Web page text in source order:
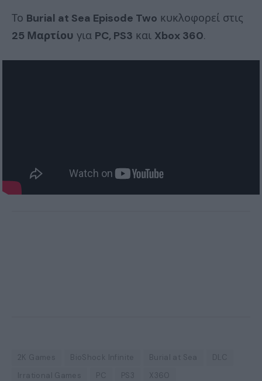
Το Burial at Sea Episode Two κυκλοφορεί στις
25 Μαρτίου για PC, PS3 και Xbox 360.
2K Games BioShock Infinite Burial at Sea
DLC
Irrational Games
PC PS3 X360